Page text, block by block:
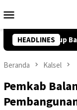
ke
Mobile
HEADLINES
Usai Raperda
Beranda Kalsel
Pemkab